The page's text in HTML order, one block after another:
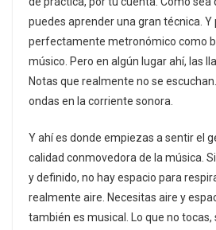
puedes aprender una gran técnica.
perfectamente metronómico como
músico. Pero en algún lugar ahí, las
Notas que realmente no se
ondas en la corriente sonora.
Y ahí es donde empiezas a sentir el
calidad conmovedora de la música.
y definido, no hay espacio para
realmente aire. Necesitas aire y
también es musical. Lo que no tocas,